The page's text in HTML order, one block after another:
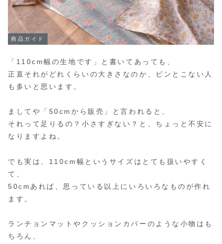
商品ガイド
「110cm幅の生地です」と書いてあっても、
正直それがどれくらいの大きさなのか、ピンとこない人
も多いと思います。
ましてや「50cmから販売」と言われると、
それって足りるの？小さすぎない？と、ちょっと不安に
なりますよね。
でも実は、110cm幅というサイズはとても扱いやすく
て、
50cmあれば、思っている以上にいろいろなものが作れ
ます。
ランチョンマットやクッションカバーのような小物はも
ちろん、